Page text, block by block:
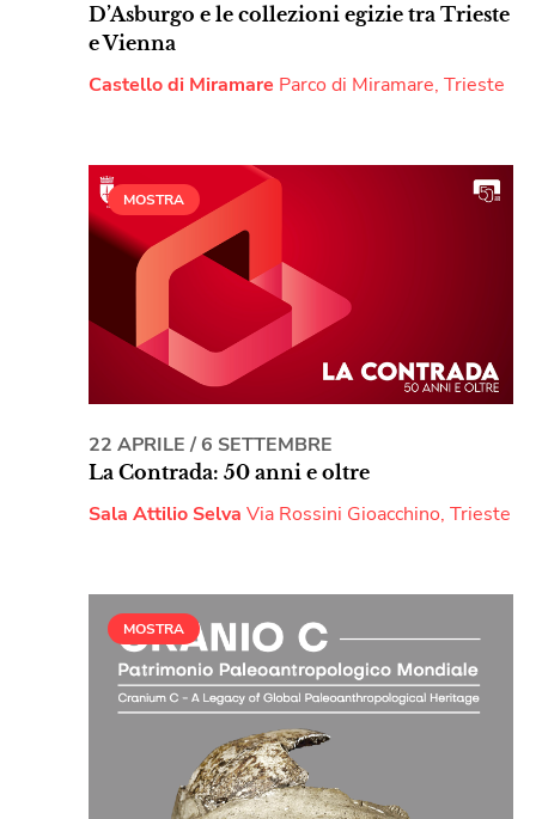
D’Asburgo e le collezioni egizie tra Trieste
e Vienna
Castello di Miramare Parco di Miramare, Trieste
MOSTRA
La Contrada: 50 anni e oltre
22 APRILE/6 SETTEMBRE
Sala Attilio Selva Via Rossini Gioacchino, Trieste
MOSTRA